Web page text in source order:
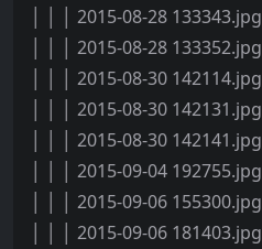
│ │ │ 2015-08-28 133343.jpg
│ │ │ 2015-08-28 133352.jpg
│ │ │ 2015-08-30 142114.jpg
│ │ │ 2015-08-30 142131.jpg
│ │ │ 2015-08-30 142141.jpg
│ │ │ 2015-09-04 192755.jpg
│ │ │ 2015-09-06 155300.jpg
│ │ │ 2015-09-06 181403.jpg